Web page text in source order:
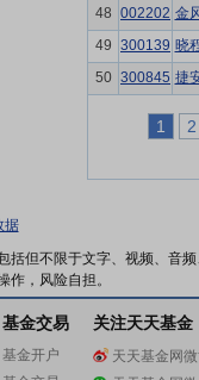
48 002202 金
49 300139 晓
50 300845 捷
1 2
据
但不限于文字、视频、音
，风险自担。
基金交易
基金开户
关注天天基金
天天基金网